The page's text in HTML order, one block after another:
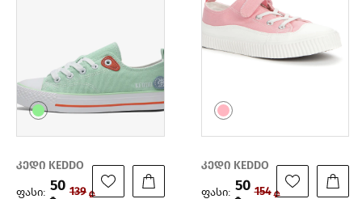
კედი KEDDO
ფასი: 50 139 ₾
კედი KEDDO
ფასი: 50 154 ₾